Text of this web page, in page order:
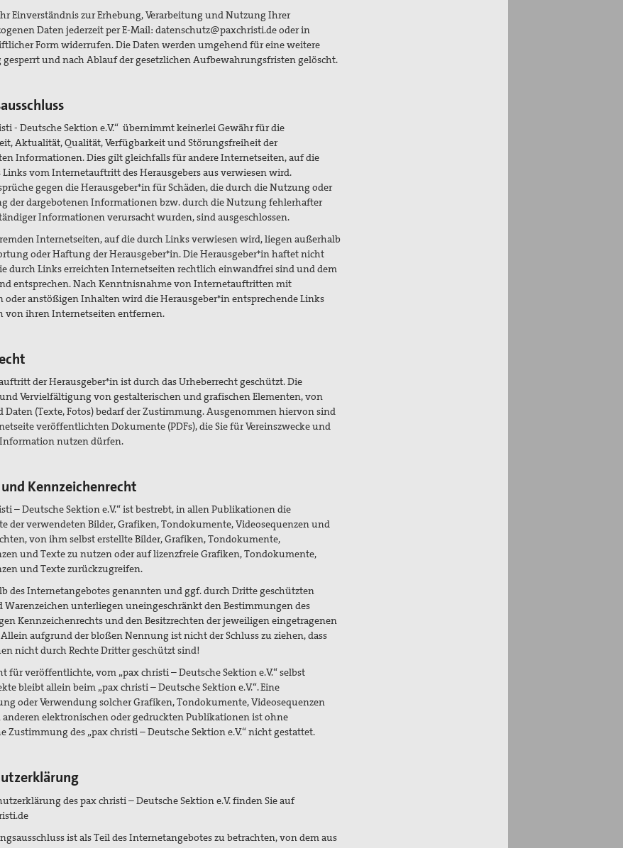
Einverständnis zur Erhebung, Verarbeitung und Nutzung Ihrer
Daten jederzeit per E-Mail: datenschutz@paxchristi.de oder in
Form widerrufen. Die Daten werden umgehend für eine weitere
gesperrt und nach Ablauf der gesetzlichen Aufbewahrungsfristen gelöscht.
- Deutsche Sektion e.V.“ übernimmt keinerlei Gewähr für die
Aktualität, Qualität, Verfügbarkeit und Störungsfreiheit der
Informationen. Dies gilt gleichfalls für andere Internetseiten, auf die
vom Internetauftritt des Herausgebers aus verwiesen wird.
gegen die Herausgeber*in für Schäden, die durch die Nutzung oder
der dargebotenen Informationen bzw. durch die Nutzung fehlerhafter
Informationen verursacht wurden, sind ausgeschlossen.
Internetseiten, auf die durch Links verwiesen wird, liegen außerhalb
oder Haftung der Herausgeber*in. Die Herausgeber*in haftet nicht
durch Links erreichten Internetseiten rechtlich einwandfrei sind und dem
entsprechen. Nach Kenntnisnahme von Internetauftritten mit
oder anstößigen Inhalten wird die Herausgeber*in entsprechende Links
von ihren Internetseiten entfernen.
der Herausgeber*in ist durch das Urheberrecht geschützt. Die
Vervielfältigung von gestalterischen und grafischen Elementen, von
(Texte, Fotos) bedarf der Zustimmung. Ausgenommen hiervon sind
veröffentlichten Dokumente (PDFs), die Sie für Vereinszwecke und
nutzen dürfen.
Kennzeichenrecht
– Deutsche Sektion e.V.“ ist bestrebt, in allen Publikationen die
der verwendeten Bilder, Grafiken, Tondokumente, Videosequenzen und
von ihm selbst erstellte Bilder, Grafiken, Tondokumente,
und Texte zu nutzen oder auf lizenzfreie Grafiken, Tondokumente,
und Texte zurückzugreifen.
des Internetangebotes genannten und ggf. durch Dritte geschützten
Warenzeichen unterliegen uneingeschränkt den Bestimmungen des
Kennzeichenrechts und den Besitzrechten der jeweiligen eingetragenen
aufgrund der bloßen Nennung ist nicht der Schluss zu ziehen, dass
nicht durch Rechte Dritter geschützt sind!
für veröffentlichte, vom „pax christi – Deutsche Sektion e.V.“ selbst
bleibt allein beim „pax christi – Deutsche Sektion e.V.“. Eine
oder Verwendung solcher Grafiken, Tondokumente, Videosequenzen
elektronischen oder gedruckten Publikationen ist ohne
Zustimmung des „pax christi – Deutsche Sektion e.V.“ nicht gestattet.
des pax christi – Deutsche Sektion e.V. finden Sie auf
ist als Teil des Internetangebotes zu betrachten, von dem aus